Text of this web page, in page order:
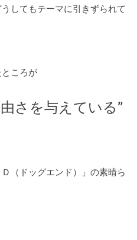
してもテーマに引きずられて
ころが
さを与えている”
（ドッグエンド）」の素晴ら